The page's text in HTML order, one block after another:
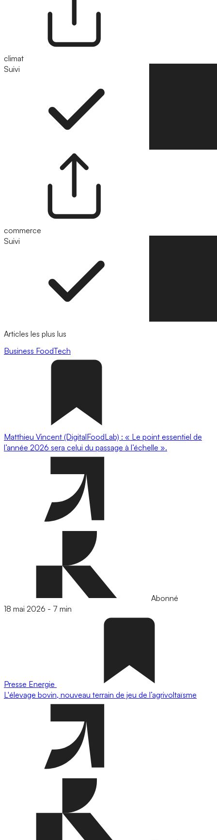
climat
Suivi
commerce
Suivi
Articles les plus lus
Business FoodTech
Matthieu Vincent (DigitalFoodLab) : « Le point essentiel de
l’année 2026 sera celui du passage à l’échelle ».
Abonné
18 mai 2026 - 7 min
Presse Energie
L'élevage bovin, nouveau terrain de jeu de l’agrivoltaïsme